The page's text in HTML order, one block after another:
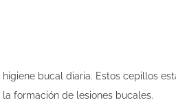
bucal diaria. Estos cepillos
formación de lesiones bucales.